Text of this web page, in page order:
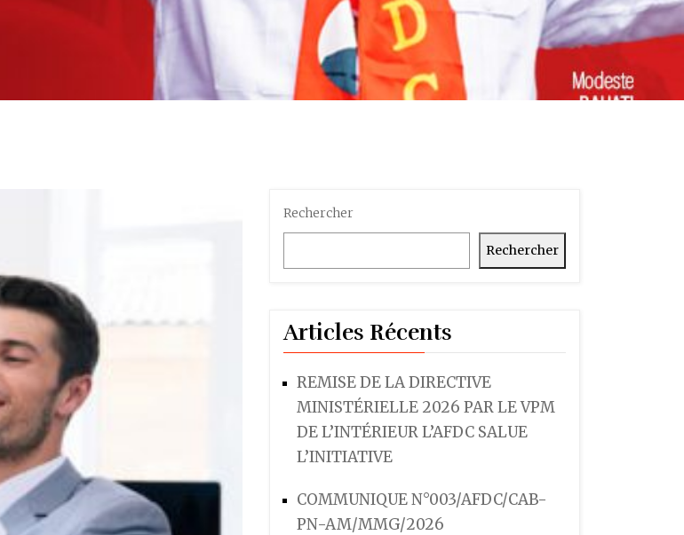
Rechercher
Rechercher
Articles Récents
REMISE DE LA DIRECTIVE
MINISTÉRIELLE 2026 PAR LE VPM
DE L’INTÉRIEUR L’AFDC SALUE
L’INITIATIVE
COMMUNIQUE N°003/AFDC/CAB-
PN-AM/MMG/2026